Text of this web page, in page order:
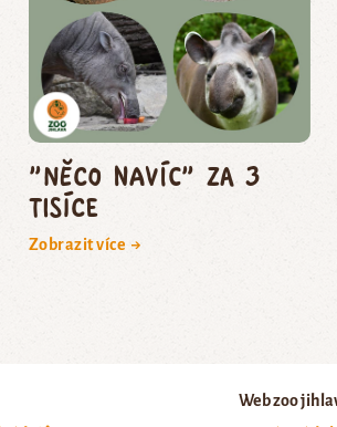
"Něco navíc" za 3
tisíce
Zobrazit více →
Web zoo